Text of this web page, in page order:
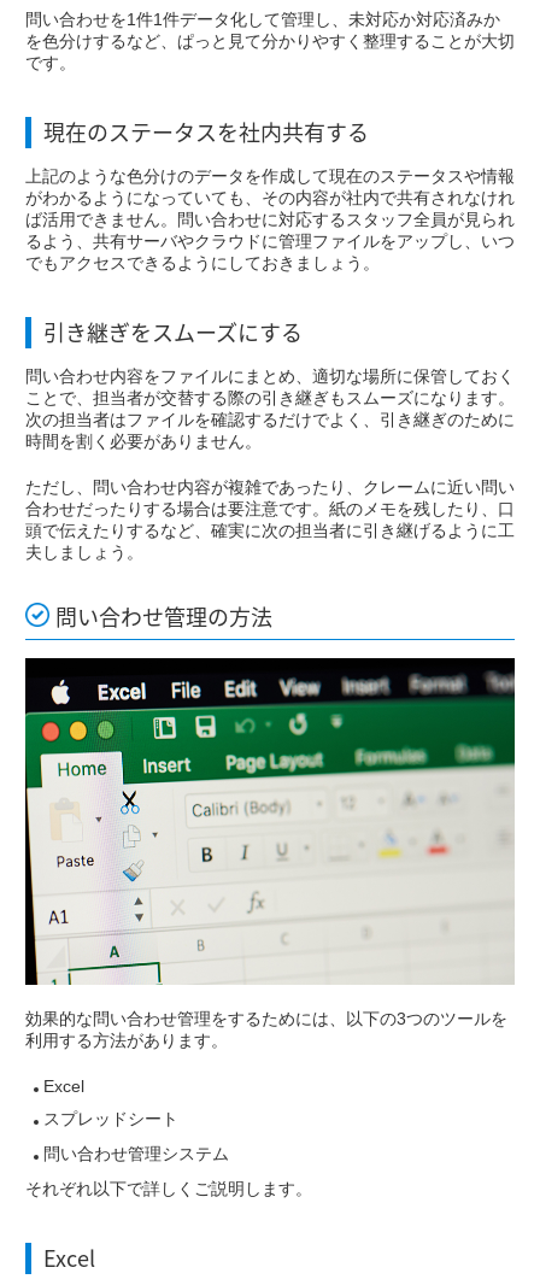
問い合わせを1件1件データ化して管理し、未対応か対応済みか
を色分けするなど、ぱっと見て分かりやすく整理することが大切
です。
現在のステータスを社内共有する
上記のような色分けのデータを作成して現在のステータスや情報
がわかるようになっていても、その内容が社内で共有されなけれ
ば活用できません。問い合わせに対応するスタッフ全員が見られ
るよう、共有サーバやクラウドに管理ファイルをアップし、いつ
でもアクセスできるようにしておきましょう。
引き継ぎをスムーズにする
問い合わせ内容をファイルにまとめ、適切な場所に保管しておく
ことで、担当者が交替する際の引き継ぎもスムーズになります。
次の担当者はファイルを確認するだけでよく、引き継ぎのために
時間を割く必要がありません。
ただし、問い合わせ内容が複雑であったり、クレームに近い問い
合わせだったりする場合は要注意です。紙のメモを残したり、口
頭で伝えたりするなど、確実に次の担当者に引き継げるように工
夫しましょう。
問い合わせ管理の方法
効果的な問い合わせ管理をするためには、以下の3つのツールを
利用する方法があります。
Excel
スプレッドシート
問い合わせ管理システム
それぞれ以下で詳しくご説明します。
Excel